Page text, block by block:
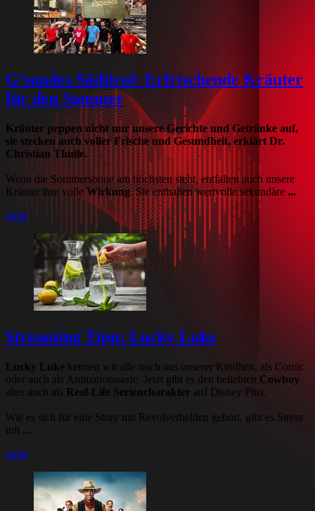
G’sundes Südtirol: Erfrischende Kräuter
für den Sommer
Kräuter peppen nicht nur unsere Gerichte und Getränke auf,
sie stecken auch voller Frische und Gesundheit, erklärt Dr.
Christian Thuile.
Wenn die Sommersonne am höchsten steht, entfalten auch unsere
Kräuter ihre volleWirkung. Sie enthalten wertvolle sekundäre ...
mehr
Streaming Tipp: Lucky Luke
Lucky Luke kennen wir alle noch aus unserer Kindheit, als Comic
oder auch als Animationsserie. Jetzt gibt es den beliebten Cowboy
aber auch als Real-Life Seriencharakter auf Disney Plus.
Wie es sich für eine Story mit Revolverhelden gehört, gibt es Stress
mit ...
mehr